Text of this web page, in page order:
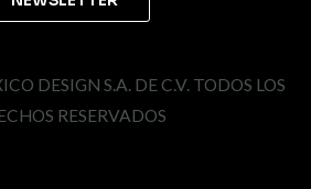
DESIGN S.A. DE C.V. TODOS LOS
RESERVADOS